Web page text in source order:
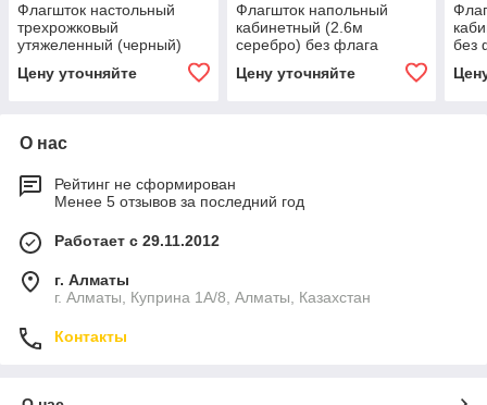
Флагшток настольный
трехрожковый
утяжеленный (черный)
Цену уточняйте
Флагшток напольный
кабинетный (2.6м
серебро) без флага
Цену уточняйте
без
О нас
Рейтинг не сформирован
Менее 5 отзывов за последний год
Работает с 29.11.2012
г. Алматы
г. Алматы, Куприна 1А/8, Алматы, Казахстан
Контакты